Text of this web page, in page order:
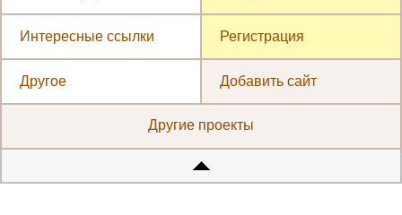
Интересные ссылки
Другое
Регистрация
Добавить сайт
Другие проекты